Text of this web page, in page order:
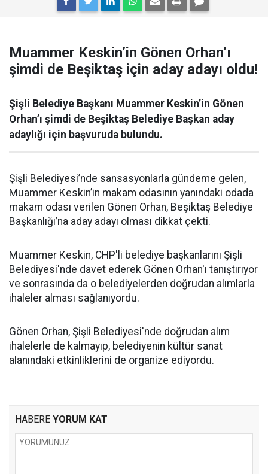
Muammer Keskin’in Gönen Orhan’ı
şimdi de Beşiktaş için aday adayı oldu!
Şişli Belediye Başkanı Muammer Keskin’in Gönen
Orhan’ı şimdi de Beşiktaş Belediye Başkan aday
adaylığı için başvuruda bulundu.
Şişli Belediyesi’nde sansasyonlarla gündeme gelen,
Muammer Keskin’in makam odasının yanındaki odada
makam odası verilen Gönen Orhan, Beşiktaş Belediye
Başkanlığı’na aday adayı olması dikkat çekti.
Muammer Keskin, CHP'li belediye başkanlarını Şişli
Belediyesi'nde davet ederek Gönen Orhan'ı tanıştırıyor
ve sonrasında da o belediyelerden doğrudan alımlarla
ihaleler alması sağlanıyordu.
Gönen Orhan, Şişli Belediyesi'nde doğrudan alım
ihalelerle de kalmayıp, belediyenin kültür sanat
alanındaki etkinliklerini de organize ediyordu.
HABERE YORUM KAT